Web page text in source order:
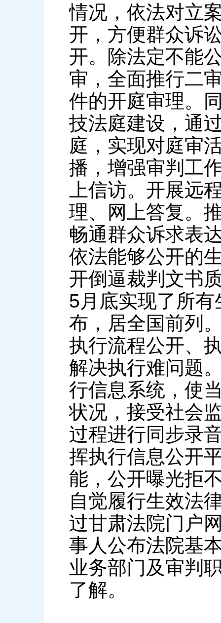
情况，依法对立
开，方便群众诉
开。除法定不能
审，全面推行二
件的开庭审理。
技法庭建设，通
庭，实现对庭审
播，增强审判工
上信访。开展远
理、网上答复。
畅通群众诉求表
依法能够公开的
开倒逼裁判文书
5月底实现了所
布，居全国前列
执行流程公开、
解决执行难问题
行信息系统，使
状况，接受社会
过程进行同步录
挥执行信息公开
能，公开曝光拒
自觉履行生效法
过甘肃法院门户
事人公布法院基
业务部门及审判
了解。